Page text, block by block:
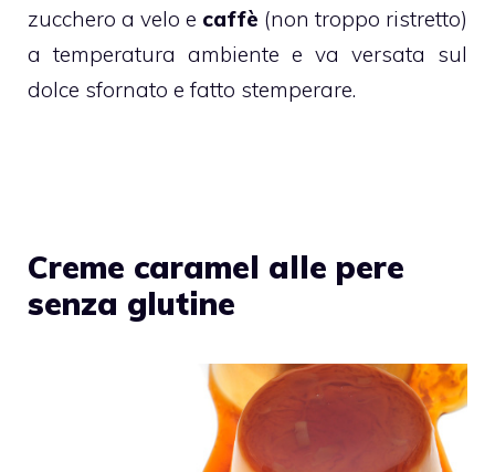
zucchero a velo e caffè (non troppo ristretto)
a temperatura ambiente e va versata sul
dolce sfornato e fatto stemperare.
Creme caramel alle pere
senza glutine